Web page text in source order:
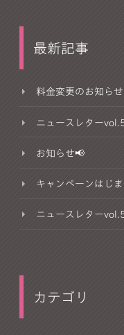
最新記事
料金変更のお知らせ
ニュースレター
お知らせ📢
キャンペーンはじま
ニュースレター
カテゴリ